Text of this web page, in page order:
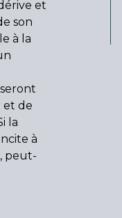
et
son
à la
et de
la
à
peut-